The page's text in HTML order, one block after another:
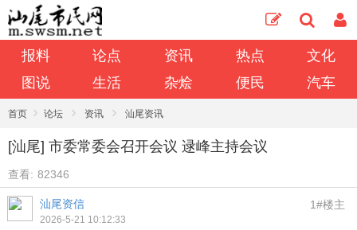
报料 论点 资讯 热点
文化
图说
生活 杂烩 便民 汽车
首页 › 论坛 › 资讯 › 汕尾资讯
[汕尾] 市委常委会召开会议 逯峰主持会议
查看: 82346
汕尾资信
2026-5-21 10:12:33
1#楼主